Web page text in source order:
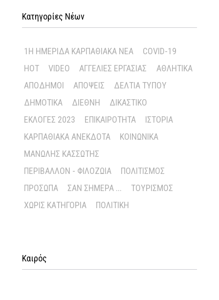
Κατηγορίες Νέων
1Η ΗΜΕΡΊΔΑ ΚΑΡΠΑΘΙΑΚΆ ΝΈΑ
COVID-19
HOT
VIDEO ΑΓΓΕΛΊΕΣ ΕΡΓΑΣΊΑΣ
ΑΘΛΗΤΙΚΆ
ΑΠΌΔΗΜΟΙ
ΑΠΌΨΕΙΣ
ΔΕΛΤΊΑ ΤΎΠΟΥ
ΔΗΜΟΤΙΚΆ
ΔΙΕΘΝΉ
ΔΙΚΑΣΤΙΚΌ
ΕΚΛΟΓΈΣ 2023
ΕΠΙΚΑΙΡΌΤΗΤΑ
ΙΣΤΟΡΊΑ
ΚΑΡΠΑΘΙΑΚΆ ΑΝΈΚΔΟΤΑ
ΚΟΙΝΩΝΙΚΆ
ΜΑΝΏΛΗΣ ΚΑΣΣΏΤΗΣ
ΠΕΡΙΒΆΛΛΟΝ - ΦΙΛΟΖΩΊΑ
ΠΟΛΙΤΙΣΜΌΣ
ΠΡΌΣΩΠΑ
ΣΑΝ ΣΉΜΕΡΑ ...
ΤΟΥΡΙΣΜΌΣ
ΧΩΡΊΣ ΚΑΤΗΓΟΡΊΑ
ΠΟΛΙΤΙΚΉ
Καιρός